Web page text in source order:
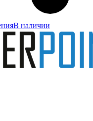
В наличии